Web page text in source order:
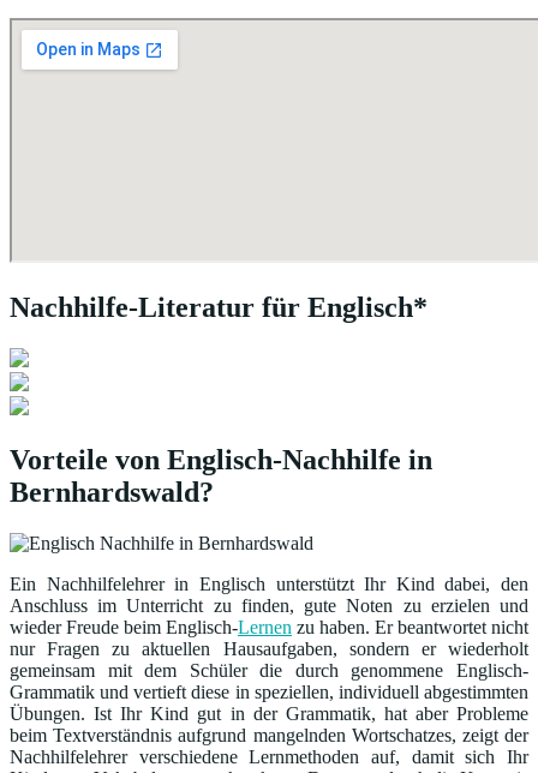
Nachhilfe-Literatur für Englisch*
Vorteile von Englisch-Nachhilfe in
Bernhardswald?
Ein Nachhilfelehrer in Englisch unterstützt Ihr Kind dabei, den
Anschluss im Unterricht zu finden, gute Noten zu erzielen und
wieder Freude beim Englisch-Lernen zu haben. Er beantwortet nicht
nur Fragen zu aktuellen Hausaufgaben, sondern er wiederholt
gemeinsam mit dem Schüler die durch genommene Englisch-
Grammatik und vertieft diese in speziellen, individuell abgestimmten
Übungen. Ist Ihr Kind gut in der Grammatik, hat aber Probleme
beim Textverständnis aufgrund mangelnden Wortschatzes, zeigt der
Nachhilfelehrer verschiedene Lernmethoden auf, damit sich Ihr